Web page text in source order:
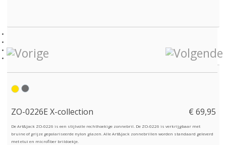
ZO-0226E X-collection € 69,95
De Art&Jack ZO-0226 is een stijlvolle rechthoekige zonnebril. De ZO-0226 is verkrijgbaar met
bruine of grijze gepolariseerde nylon glazen. Alle Art&Jack zonnebrillen worden standaard geleverd
met etui en microfiber brildoekje.